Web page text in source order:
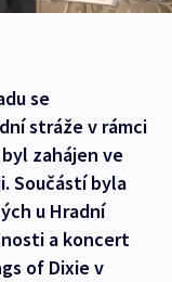
se
stráže v rámci
zahájen ve
Součástí byla
u Hradní
a koncert
of Dixie v